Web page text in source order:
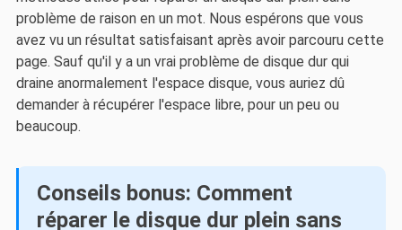
problème de raison en un mot. Nous espérons que vous
avez vu un résultat satisfaisant après avoir parcouru cette
page. Sauf qu'il y a un vrai problème de disque dur qui
draine anormalement l'espace disque, vous auriez dû
demander à récupérer l'espace libre, pour un peu ou
beaucoup.
Conseils bonus: Comment
réparer le disque dur plein sans